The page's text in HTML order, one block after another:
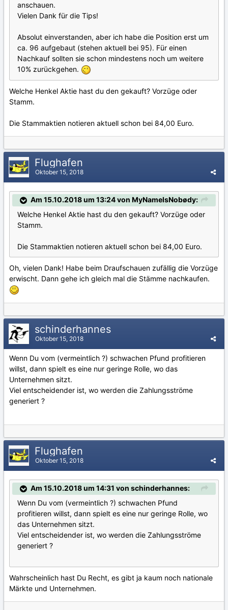
anschauen.
Vielen Dank für die Tips!
Absolut einverstanden, aber ich habe die Position erst um
ca. 96 aufgebaut (stehen aktuell bei 95). Für einen
Nachkauf sollten sie schon mindestens noch um weitere
10% zurückgehen.
Welche Henkel Aktie hast du den gekauft? Vorzüge oder
Stamm.
Die Stammaktien notieren aktuell schon bei 84,00 Euro.
Flughafen
Oktober 15, 2018
Am 15.10.2018 um 13:24 von MyNameIsNobødy:
Welche Henkel Aktie hast du den gekauft? Vorzüge oder
Stamm.
Die Stammaktien notieren aktuell schon bei 84,00 Euro.
Oh, vielen Dank! Habe beim Draufschauen zufällig die Vorzüge
erwischt. Dann gehe ich gleich mal die Stämme nachkaufen.
schinderhannes
Oktober 15, 2018
Wenn Du vom (vermeintlich ?) schwachen Pfund profitieren
willst, dann spielt es eine nur geringe Rolle, wo das
Unternehmen sitzt.
Viel entscheidender ist, wo werden die Zahlungsströme
generiert ?
Flughafen
Oktober 15, 2018
Am 15.10.2018 um 14:31 von schinderhannes:
Wenn Du vom (vermeintlich ?) schwachen Pfund
profitieren willst, dann spielt es eine nur geringe Rolle, wo
das Unternehmen sitzt.
Viel entscheidender ist, wo werden die Zahlungsströme
generiert ?
Wahrscheinlich hast Du Recht, es gibt ja kaum noch nationale
Märkte und Unternehmen.